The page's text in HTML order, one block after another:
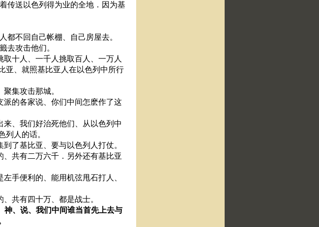
传送以色列得为业的全地．因为基
都不回自己帐棚、自己房屋去。
去攻击他们。
十人、一千人挑取百人、一万人
亚、就照基比亚人在以色列中所行
集攻击那城。
的各家说、你们中间怎麽作了这
、我们好治死他们、从以色列中
列人的话。
了基比亚、要与以色列人打仗。
共有二万六千．另外还有基比亚
手便利的、能用机弦甩石打人、
共有四十万、都是战士。
、说、我们中间谁当首先上去与